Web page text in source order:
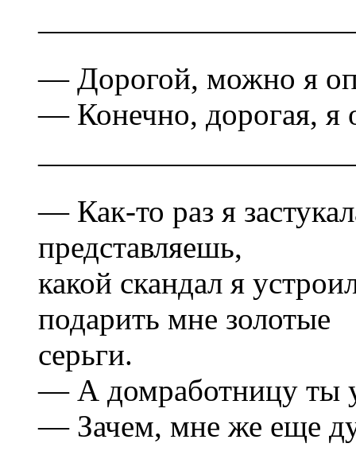
— Дорогой, можно я
— Конечно, дорогая, я
— Как-то раз я
представляешь,
какой скандал я
подарить мне золотые
серьги.
— А домработницу ты
— Зачем, мне же еще